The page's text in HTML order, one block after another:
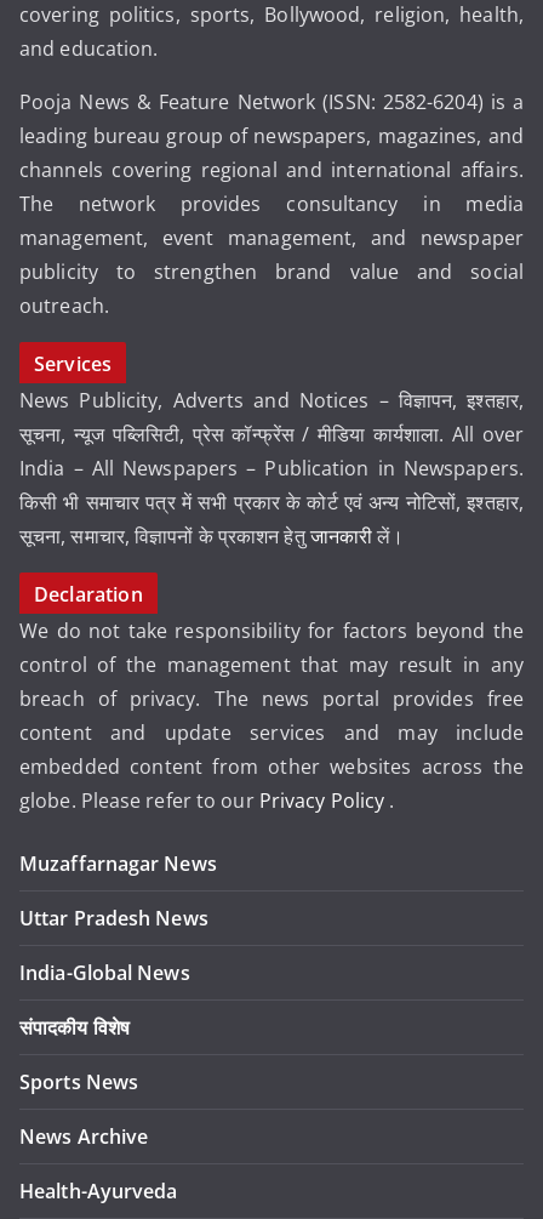
covering politics, sports, Bollywood, religion, health,
and education.
Pooja News & Feature Network (ISSN: 2582-6204) is a
leading bureau group of newspapers, magazines, and
channels covering regional and international affairs.
The network provides consultancy in media
management, event management, and newspaper
publicity to strengthen brand value and social
outreach.
Services
News Publicity, Adverts and Notices – विज्ञापन, इश्तहार,
सूचना, न्यूज पब्लिसिटी, प्रेस कॉन्फ्रेंस / मीडिया कार्यशाला. All over
India – All Newspapers – Publication in Newspapers.
किसी भी समाचार पत्र में सभी प्रकार के कोर्ट एवं अन्य नोटिसों, इश्तहार,
सूचना, समाचार, विज्ञापनों के प्रकाशन हेतुजानकारीलें।
Declaration
We do not take responsibility for factors beyond the
control of the management that may result in any
breach of privacy. The news portal provides free
content and update services and may include
embedded content from other websites across the
globe. Please refer to our Privacy Policy .
Muzaffarnagar News
Uttar Pradesh News
India-Global News
संपादकीय विशेष
Sports News
News Archive
Health-Ayurveda